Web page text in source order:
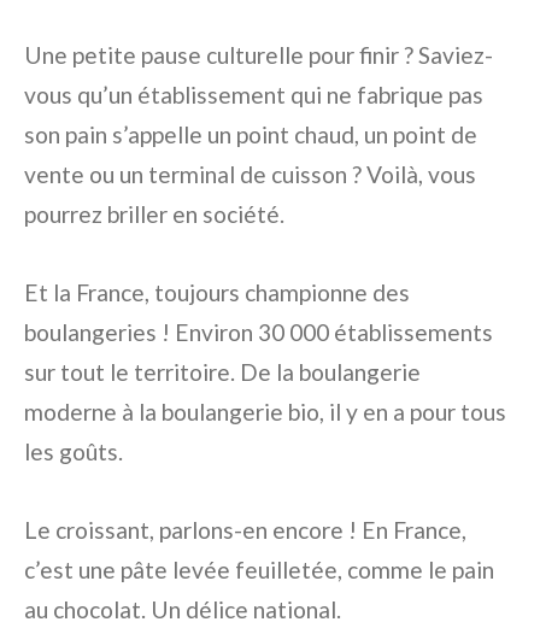
Une petite pause culturelle pour finir ? Saviez-
vous qu’un établissement qui ne fabrique pas
son pain s’appelle un point chaud, un point de
vente ou un terminal de cuisson ? Voilà, vous
pourrez briller en société.
Et la France, toujours championne des
boulangeries ! Environ 30 000 établissements
sur tout le territoire. De la boulangerie
moderne à la boulangerie bio, il y en a pour tous
les goûts.
Le croissant, parlons-en encore ! En France,
c’est une pâte levée feuilletée, comme le pain
au chocolat. Un délice national.